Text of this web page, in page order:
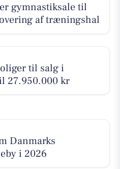
gymnastiksale til
af træningshal
til salg i
27.950.000 kr
Danmarks
i 2026